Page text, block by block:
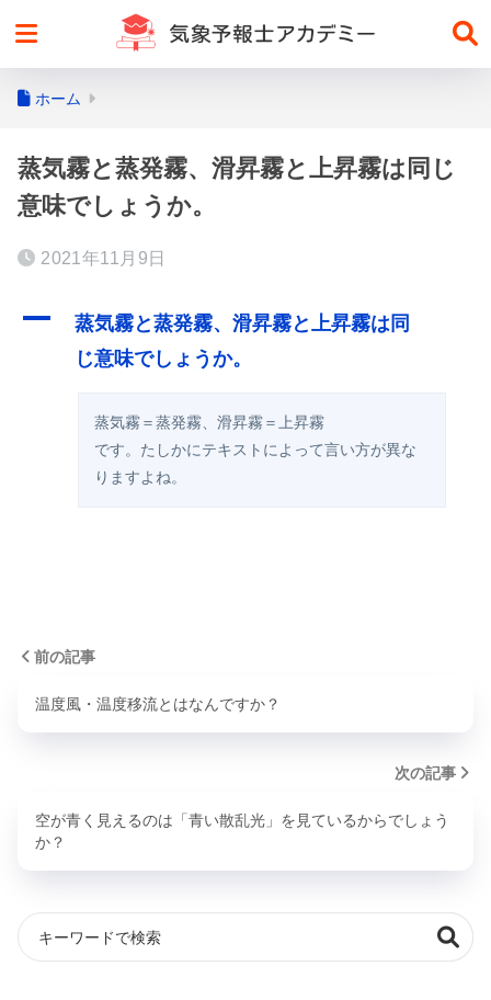
ホーム
蒸気霧と蒸発霧、滑昇霧と上昇霧は同じ
意味でしょうか。
2021年11月9日
A
蒸気霧と蒸発霧、滑昇霧と上昇霧は同
じ意味でしょうか。
蒸気霧＝蒸発霧、滑昇霧＝上昇霧
です。たしかにテキストによって言い方が異な
りますよね。
前の記事
温度風・温度移流とはなんですか？
次の記事
空が青く見えるのは「青い散乱光」を見ているからでしょう
か？